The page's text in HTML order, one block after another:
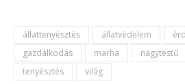
állattenyésztés állatvédelem
gazdálkodás
marha nagytestű
tenyésztés
világ